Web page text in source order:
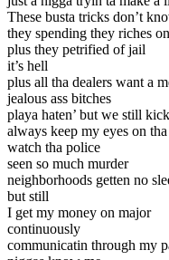
These busta tricks don’t
they spending they riches
plus they petrified of jail
it’s hell
plus all tha dealers want a
jealous ass bitches
playa haten’ but we still
always keep my eyes on
watch tha police
seen so much murder
neighborhoods getten no
but still
I get my money on major
continuously
communicatin through my